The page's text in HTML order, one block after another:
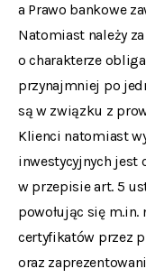
a Prawo bankowe
Natomiast należy
o charakterze
przynajmniej po
są w związku z
Klienci natomiast
inwestycyjnych jest
w przepisie art. 5
powołując się m.in.
certyfikatów przez
oraz